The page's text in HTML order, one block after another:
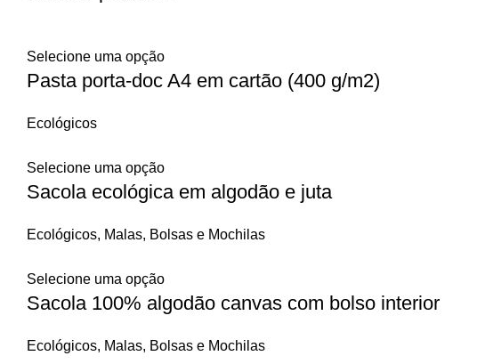
Selecione uma opção
Pasta porta-doc A4 em cartão (400 g/m2)
Ecológicos
Selecione uma opção
Sacola ecológica em algodão e juta
Ecológicos, Malas, Bolsas e Mochilas
Selecione uma opção
Sacola 100% algodão canvas com bolso interior
Ecológicos, Malas, Bolsas e Mochilas